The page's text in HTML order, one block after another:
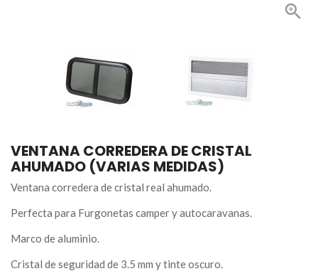

VENTANA CORREDERA DE CRISTAL
AHUMADO (VARIAS MEDIDAS)
Ventana corredera de cristal real ahumado.
Perfecta para Furgonetas camper y autocaravanas.
Marco de aluminio.
Cristal de seguridad de 3.5 mm y tinte oscuro.